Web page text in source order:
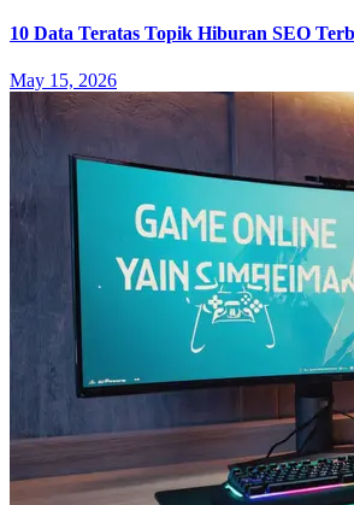
10 Data Teratas Topik Hiburan SEO
May 15, 2026